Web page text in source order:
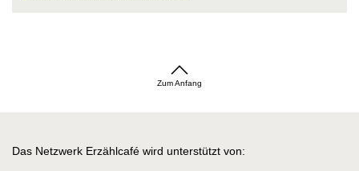
Zum Anfang
Das Netzwerk Erzählcafé wird unterstützt von: